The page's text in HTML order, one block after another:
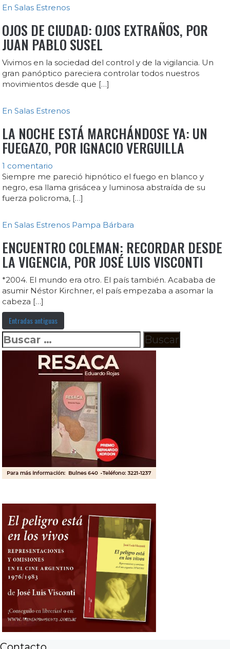
En Salas Estrenos
OJOS DE CIUDAD: OJOS EXTRAÑOS, POR
JUAN PABLO SUSEL
Vivimos en la sociedad del control y de la vigilancia. Un
gran panóptico pareciera controlar todos nuestros
movimientos desde que […]
En Salas Estrenos
LA NOCHE ESTÁ MARCHÁNDOSE YA: UN
FUEGAZO, POR IGNACIO VERGUILLA
1 comentario
Siempre me pareció hipnótico el fuego en blanco y
negro, esa llama grisácea y luminosa abstraída de su
fuerza policroma, […]
En Salas Estrenos Pampa Bárbara
ENCUENTRO COLEMAN: RECORDAR DESDE
LA VIGENCIA, POR JOSÉ LUIS VISCONTI
*2004. El mundo era otro. El país también. Acababa de
asumir Néstor Kirchner, el país empezaba a asomar la
cabeza […]
Entradas antiguas
Buscar: